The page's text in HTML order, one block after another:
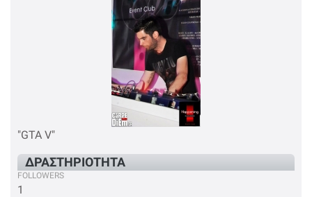
"GTA V"
ΔΡΑΣΤΗΡΙΟΤΗΤΑ
FOLLOWERS
1